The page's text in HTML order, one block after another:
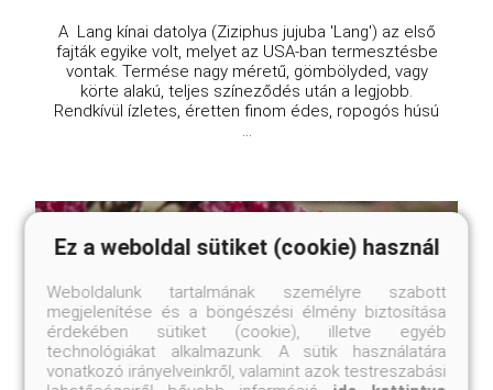
A Lang kínai datolya (Ziziphus jujuba 'Lang') az első
fajták egyike volt, melyet az USA-ban termesztésbe
vontak. Termése nagy méretű, gömbölyded, vagy
körte alakú, teljes színeződés után a legjobb.
Rendkívül ízletes, éretten finom édes, ropogós húsú
...
Ez a weboldal sütiket (cookie) használ
Weboldalunk tartalmának személyre szabott
megjelenítése és a böngészési élmény biztosítása
érdekében sütiket (cookie), illetve egyéb
technológiákat alkalmazunk. A sütik használatára
vonatkozó irányelveinkről, valamint azok testreszabási